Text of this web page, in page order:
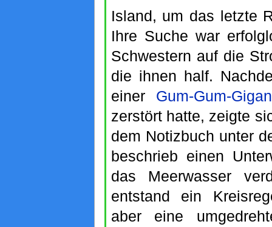
Island, um das letzte
Ihre Suche war
Schwestern auf die
die ihnen half.
einer Gum-Gum-
zerstört hatte, zeigte
dem Notizbuch unter
beschrieb einen
das Meerwasser
entstand ein
aber eine